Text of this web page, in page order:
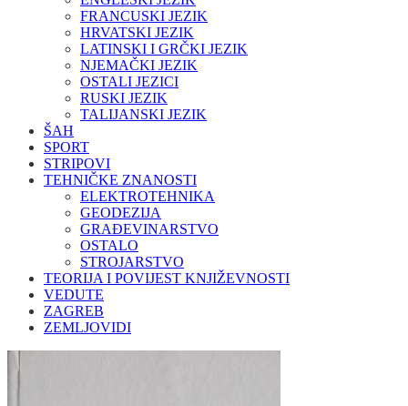
FRANCUSKI JEZIK
HRVATSKI JEZIK
LATINSKI I GRČKI JEZIK
NJEMAČKI JEZIK
OSTALI JEZICI
RUSKI JEZIK
TALIJANSKI JEZIK
ŠAH
SPORT
STRIPOVI
TEHNIČKE ZNANOSTI
ELEKTROTEHNIKA
GEODEZIJA
GRAĐEVINARSTVO
OSTALO
STROJARSTVO
TEORIJA I POVIJEST KNJIŽEVNOSTI
VEDUTE
ZAGREB
ZEMLJOVIDI